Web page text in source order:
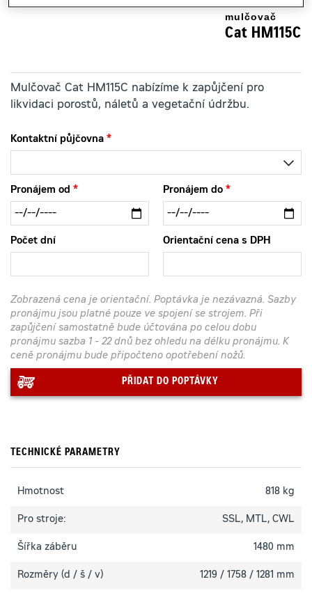
mulčovač
Cat HM115C
Mulčovač Cat HM115C nabízíme k zapůjčení pro
likvidaci porostů, náletů a vegetační údržbu.
Kontaktní půjčovna
Pronájem od Pronájem do
Počet dní Orientační cena s DPH
Zobrazená cena je orientační. Poptávka je nezávazná. Sazby
pronájmu jsou platné pouze ve spojení se strojem. Při
zapůjčení samostatně bude účtována po celou dobu
pronájmu sazba 1 - 22 dnů bez ohledu na délku pronájmu. K
ceně pronájmu bude připočteno opotřebení nožů.
PŘIDAT DO POPTÁVKY
TECHNICKÉ PARAMETRY
Hmotnost 818 kg
Pro stroje: SSL, MTL, CWL
Šířka záběru 1480 mm
Rozměry (d / š / v) 1219 / 1758 / 1281 mm